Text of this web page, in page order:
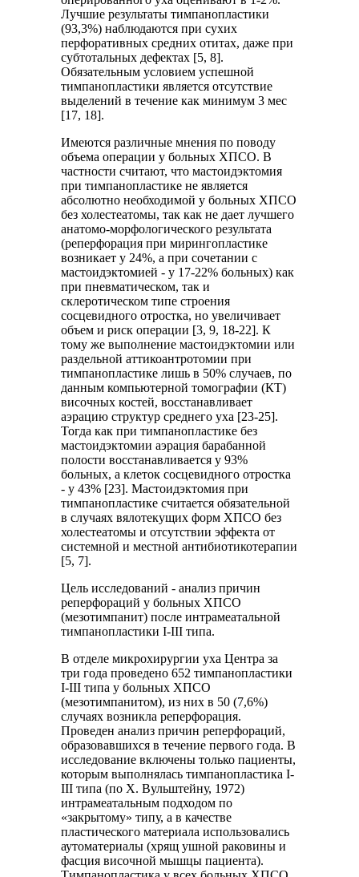
Лучшие результаты тимпанопластики
(93,3%) наблюдаются при сухих
перфоративных средних отитах, даже при
субтотальных дефектах [5, 8].
Обязательным условием успешной
тимпанопластики является отсутствие
выделений в течение как минимум 3 мес
[17, 18].
Имеются различные мнения по поводу
объема операции у больных ХПСО. В
частности считают, что мастоидэктомия
при тимпанопластике не является
абсолютно необходимой у больных ХПСО
без холестеатомы, так как не дает лучшего
анатомо-морфологического результата
(реперфорация при мирингопластике
возникает у 24%, а при сочетании с
мастоидэктомией - у 17-22% больных) как
при пневматическом, так и
склеротическом типе строения
сосцевидного отростка, но увеличивает
объем и риск операции [3, 9, 18-22]. К
тому же выполнение мастоидэктомии или
раздельной аттикоантротомии при
тимпанопластике лишь в 50% случаев, по
данным компьютерной томографии (КТ)
височных костей, восстанавливает
аэрацию структур среднего уха [23-25].
Тогда как при тимпанопластике без
мастоидэктомии аэрация барабанной
полости восстанавливается у 93%
больных, а клеток сосцевидного отростка
- у 43% [23]. Мастоидэктомия при
тимпанопластике считается обязательной
в случаях вялотекущих форм ХПСО без
холестеатомы и отсутствии эффекта от
системной и местной антибиотикотерапии
[5, 7].
Цель исследований - анализ причин
реперфораций у больных ХПСО
(мезотимпанит) после интрамеатальной
тимпанопластики I-III типа.
В отделе микрохирургии уха Центра за
три года проведено 652 тимпанопластики
I-III типа у больных ХПСО
(мезотимпанитом), из них в 50 (7,6%)
случаях возникла реперфорация.
Проведен анализ причин реперфораций,
образовавшихся в течение первого года. В
исследование включены только пациенты,
которым выполнялась тимпанопластика I-
III типа (по Х. Вульштейну, 1972)
интрамеатальным подходом по
«закрытому» типу, а в качестве
пластического материала использовались
аутоматериалы (хрящ ушной раковины и
фасция височной мышцы пациента).